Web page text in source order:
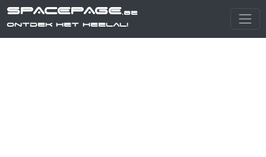
SPACEPAGE.be
Ontdek het heelal!